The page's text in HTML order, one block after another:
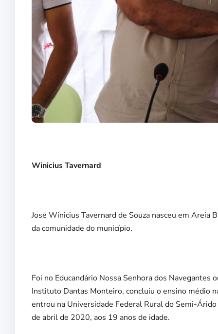
Winicius Tavernard
José Winicius Tavernard de Souza nasceu em
da comunidade do município.
Foi no Educandário Nossa Senhora dos
Instituto Dantas Monteiro, concluiu o ensino médio
entrou na Universidade Federal Rural do Semi-
de abril de 2020, aos 19 anos de idade.